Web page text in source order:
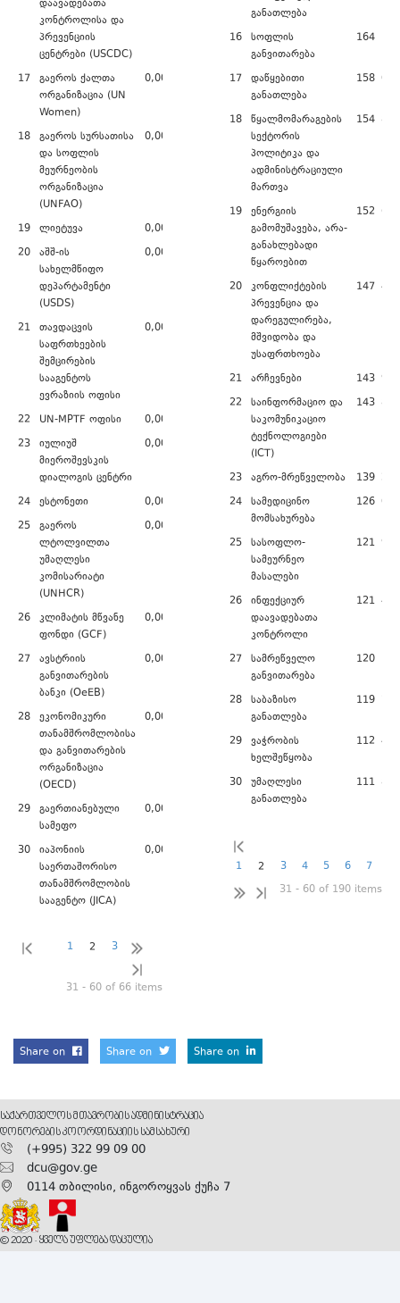
დაავადებათა
კონტროლისა და
პრევენციის
ცენტრები (USCDC)
17
გაეროს ქალთა
ორგანიზაცია (UN
Women)
0,00
18
გაეროს სურსათისა
და სოფლის
მეურნეობის
ორგანიზაცია
(UNFAO)
0,00
19 ლიეტუვა
0,00
20
აშშ-ის
სახელმწიფო
დეპარტამენტი
(USDS)
0,00
21
თავდაცვის
საფრთხეების
შემცირების
სააგენტოს
ევრაზიის ოფისი
0,00
22 UN-MPTF ოფისი
0,00
23
იულიუშ
მიეროშევსკის
დიალოგის ცენტრი
0,00
24 ესტონეთი
0,00
25
გაეროს
ლტოლვილთა
უმაღლესი
კომისარიატი
(UNHCR)
0,00
26
კლიმატის მწვანე
ფონდი (GCF)
0,00
27
ავსტრიის
განვითარების
ბანკი (OeEB)
0,00
28
ეკონომიკური
თანამშრომლობისა
და განვითარების
ორგანიზაცია
(OECD)
0,00
29
გაერთიანებული
სამეფო
0,00
30
იაპონიის
საერთაშორისო
თანამშრომლობის
სააგენტო (JICA)
0,00
1 2 3
31 - 60 of 66 items
განათლება
16 სოფლის
განვითარება
164
17 დაწყებითი
განათლება
158
18 წყალმომარაგების
სექტორის
პოლიტიკა და
ადმინისტრაციული
მართვა
154
19 ენერგიის
გამომუშავება, არა-
განახლებადი
წყაროებით
152
20 კონფლიქტების
პრევენცია და
დარეგულირება,
მშვიდობა და
უსაფრთხოება
147
21 არჩევნები
143
22
საინფორმაციო და
საკომუნიკაციო
ტექნოლოგიები
(ICT)
143
23 აგრო-მრეწველობა
139
24 სამედიცინო
მომსახურება
126
25 სასოფლო-
სამეურნეო
მასალები
121
26 ინფექციურ
დაავადებათა
კონტროლი
121
27 სამრეწველო
განვითარება
120
28 საბაზისო
განათლება
119
29 ვაჭრობის
ხელშეწყობა
112
30 უმაღლესი
განათლება
111
1 2 3 4 5 6
7
31 - 60 of 190 items
Share on Share on Share on
ᲡᲐᲥᲐᲠᲗᲕᲔᲚᲝᲡ ᲛᲗᲐᲕᲠᲝᲑᲘᲡ ᲐᲓᲛᲘᲜᲘᲡᲢᲠᲐᲪᲘᲐ
ᲓᲝᲜᲝᲠᲔᲑᲘᲡ ᲙᲝᲝᲠᲓᲘᲜᲐᲪᲘᲘᲡ ᲡᲐᲛᲡᲐᲮᲣᲠᲘ
(+995) 322 99 09 00
dcu@gov.ge
0114 თბილისი, ინგოროყვას ქუჩა 7
© 2020 · ᲧᲕᲔᲚᲐ ᲣᲤᲚᲔᲑᲐ ᲓᲐᲪᲣᲚᲘᲐ